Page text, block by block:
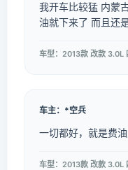
我开车比较猛 内蒙
油就下来了 而且还
车型：2013款 改款 3.0L
车主：*空兵
一切都好，就是费
车型：2013款 改款 3.0L